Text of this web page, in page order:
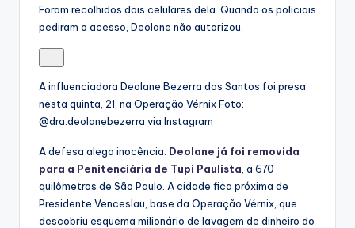
Foram recolhidos dois celulares dela. Quando os policiais
pediram o acesso, Deolane não autorizou.
A influenciadora Deolane Bezerra dos Santos foi presa
nesta quinta, 21, na Operação VérnixFoto:
@dra.deolanebezerra via Instagram
A defesa alega inocência. Deolane já foi removida
para a Penitenciária de Tupi Paulista , a 670
quilômetros de São Paulo. A cidade fica próxima de
Presidente Venceslau, base da Operação Vérnix, que
descobriu esquema milionário de lavagem de dinheiro do